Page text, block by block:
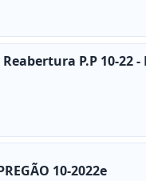
P.P 10-22 -
10-2022e